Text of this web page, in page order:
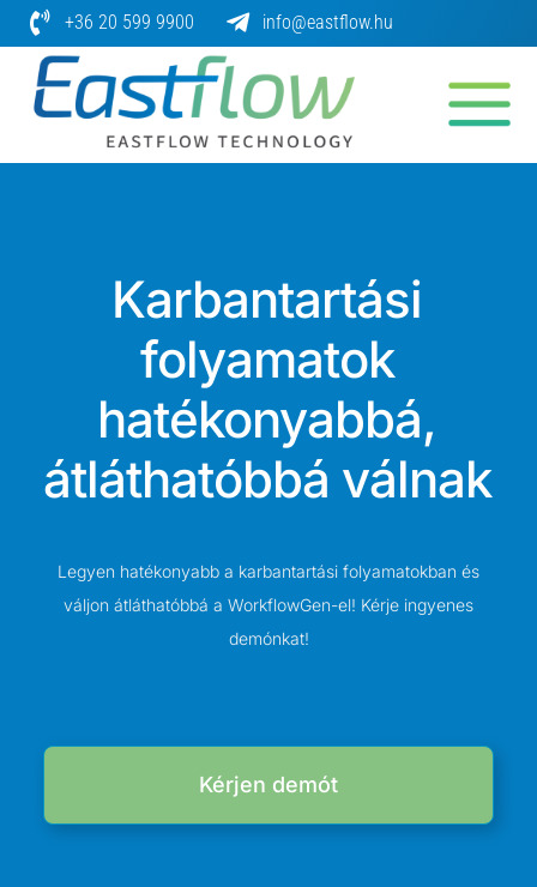
Skip
to
content
+36 20 599 9900 info@eastflow.hu
Karbantartási
folyamatok
hatékonyabbá,
átláthatóbbá válnak
Legyen hatékonyabb a karbantartási folyamatokban és
váljon átláthatóbbá a WorkflowGen-el! Kérje ingyenes
demónkat!
Kérjen demót